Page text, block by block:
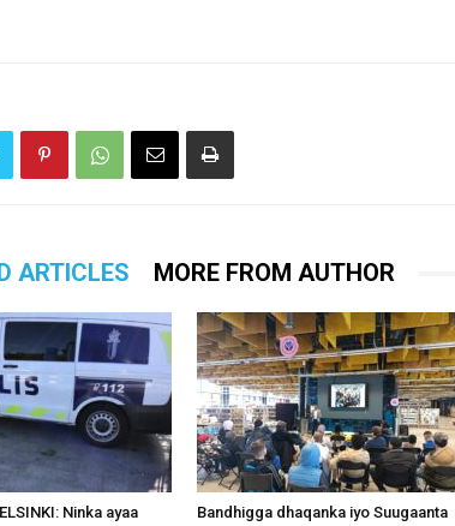
ARTICLES MORE FROM AUTHOR
Ninka ayaa
Bandhigga dhaqanka iyo Suugaanta